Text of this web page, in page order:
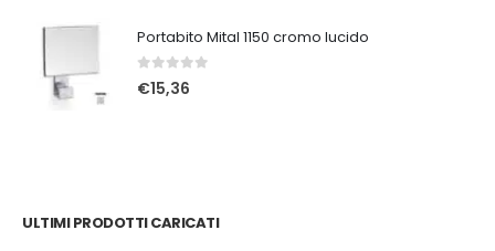
Portabito Mital 1150 cromo lucido
0Su 5
€15,36
ULTIMI PRODOTTI CARICATI